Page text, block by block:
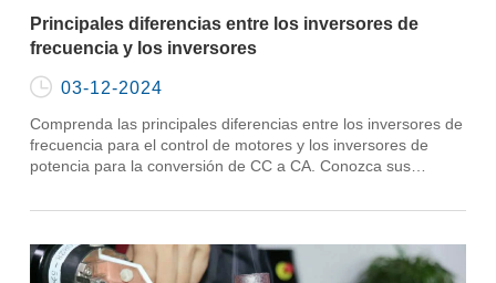
Principales diferencias entre los inversores de
frecuencia y los inversores
 03-12-2024
Comprenda las principales diferencias entre los inversores de
frecuencia para el control de motores y los inversores de
potencia para la conversión de CC a CA. Conozca sus